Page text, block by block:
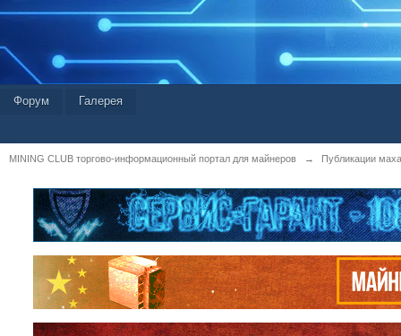
Форум Галерея
MINING CLUB торгово-информационный портал для майнеров → Публикации